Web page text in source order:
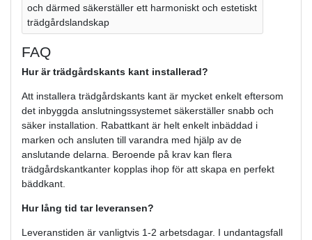
och därmed säkerställer ett harmoniskt och estetiskt
trädgårdslandskap
FAQ
Hur är trädgårdskants kant installerad?
Att installera trädgårdskants kant är mycket enkelt eftersom
det inbyggda anslutningssystemet säkerställer snabb och
säker installation. Rabattkant är helt enkelt inbäddad i
marken och ansluten till varandra med hjälp av de
anslutande delarna. Beroende på krav kan flera
trädgårdskantkanter kopplas ihop för att skapa en perfekt
bäddkant.
Hur lång tid tar leveransen?
Leveranstiden är vanligtvis 1-2 arbetsdagar. I undantagsfall